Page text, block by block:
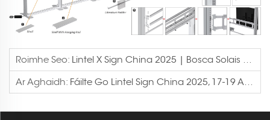
Roimhe Seo: Lintel X Sign China 2025 | Bosca Solais Módúlach RGB Frame
Ar Aghaidh: Fáilte Go Lintel Sign China 2025, 17-19 Aibreán, Halla E3-D16